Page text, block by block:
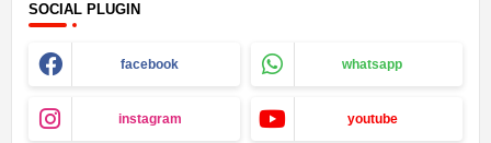
SOCIAL PLUGIN
facebook whatsapp
instagram youtube